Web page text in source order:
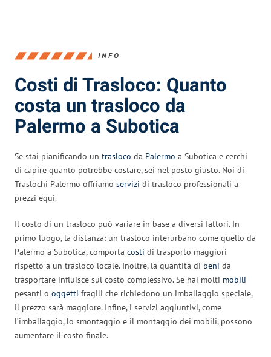
INFO
Costi di Trasloco: Quanto
costa un trasloco da
Palermo a Subotica
Se stai pianificando un trasloco da Palermo a Subotica e cerchi
di capire quanto potrebbe costare, sei nel posto giusto. Noi di
Traslochi Palermo offriamo servizi di trasloco professionali a
prezzi equi.
Il costo di un trasloco può variare in base a diversi fattori. In
primo luogo, la distanza: un trasloco interurbano come quello da
Palermo a Subotica, comporta costi di trasporto maggiori
rispetto a un trasloco locale. Inoltre, la quantità di beni da
trasportare influisce sul costo complessivo. Se hai molti mobili
pesanti o oggetti fragili che richiedono un imballaggio speciale,
il prezzo sarà maggiore. Infine, i servizi aggiuntivi, come
l’imballaggio, lo smontaggio e il montaggio dei mobili, possono
aumentare il costo finale.